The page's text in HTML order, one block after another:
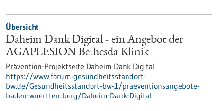
Übersicht
Daheim Dank Digital - ein Angebot der
AGAPLESION Bethesda Klinik
Prävention-Projektseite Daheim Dank Digital
https://www.forum-gesundheitsstandort-
bw.de/Gesundheitsstandort-bw-1/praeventionsangebote-
baden-wuerttemberg/Daheim-Dank-Digital